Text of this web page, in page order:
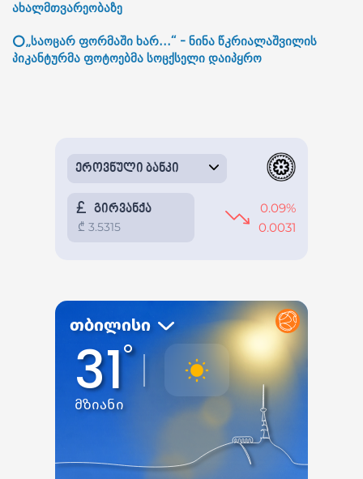
ახალმთვარეობაზე
⭕„საოცარ ფორმაში ხარ...“ - ნინა წკრიალაშვილის
პიკანტურმა ფოტოებმა სოცქსელი დაიპყრო